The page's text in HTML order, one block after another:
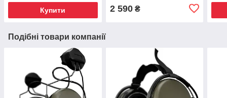
Купити 2 590₴
Подібні товари компанії